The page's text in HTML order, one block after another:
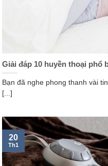
Giải đáp 10 huyền thoại phổ
Bạn đã nghe phong thanh vài
[...]
20
Th1